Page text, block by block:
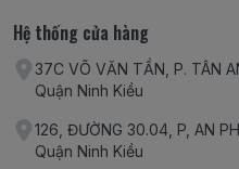
Hệ thống cửa hàng
37C VÕ VĂN TẦN, P. TÂN
Quận Ninh Kiều
126, ĐƯỜNG 30.04, P, AN
Quận Ninh Kiều